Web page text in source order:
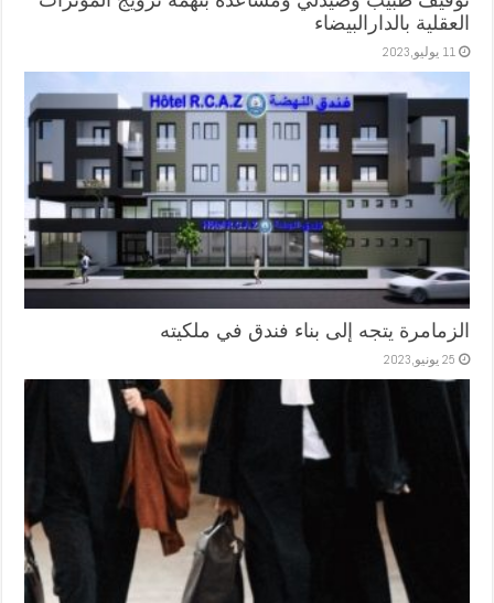
العقلية بالدارالبيضاء
11 يوليو,2023
الزمامرة يتجه إلى بناء فندق في ملكيته
25 يونيو,2023